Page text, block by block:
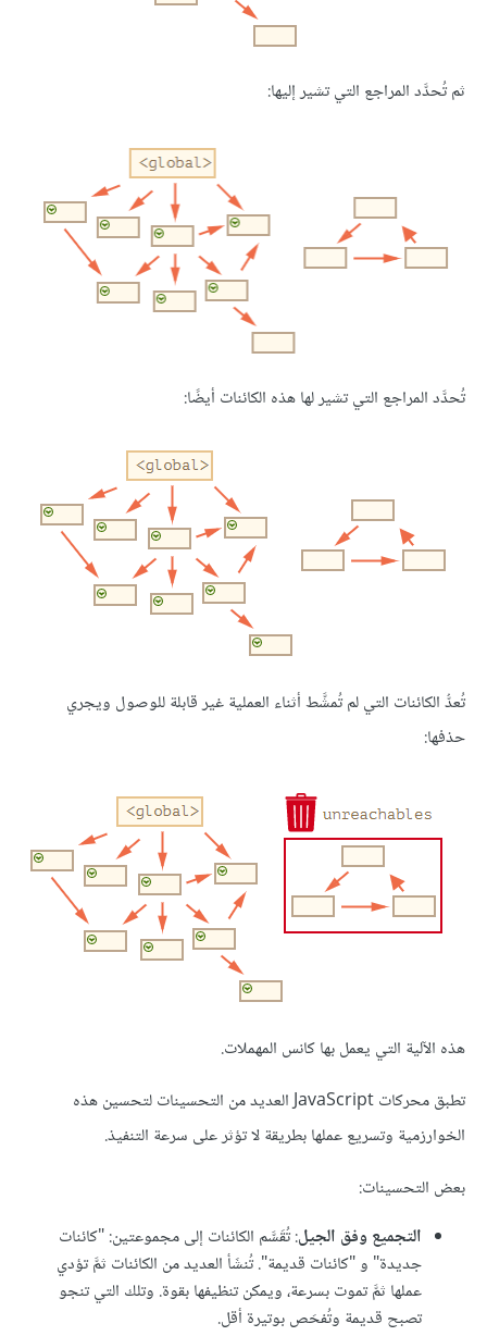
ثم تُحدَّد المراجع التي تشير إليها:
تُحدَّد المراجع التي تشير لها هذه الكائنات أيضًا:
تُعدُّ الكائنات التي لم تُمشَّط أثناء العملية غير قابلة للوصول ويجري
حذفها:
هذه الآلية التي يعمل بها كانس المهملات.
تطبق محركات JavaScript العديد من التحسينات لتحسين هذه
الخوارزمية وتسريع عملها بطريقة لا تؤثر على سرعة التنفيذ.
بعض التحسينات:
التجميع وفق الجيل: تُقَسَّم الكائنات إلى مجموعتين: "كائنات
جديدة" و "كائنات قديمة". تُنشَأ العديد من الكائنات ثمَّ تؤدي
عملها ثمَّ تموت بسرعة، ويمكن تنظيفها بقوة. وتلك التي تنجو
تصبح قديمة وتُفحَص بوتيرة أقل.